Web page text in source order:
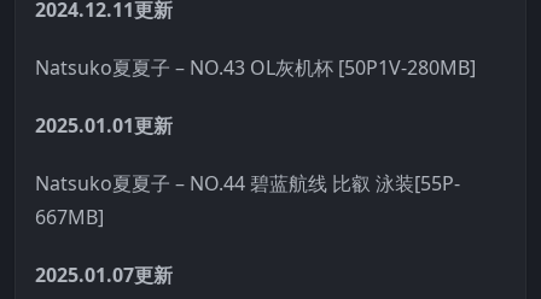
2024.12.11更新
Natsuko夏夏子 – NO.43 OL灰机杯 [50P1V-280MB]
2025.01.01更新
Natsuko夏夏子 – NO.44 碧蓝航线 比叡 泳装[55P-
667MB]
2025.01.07更新